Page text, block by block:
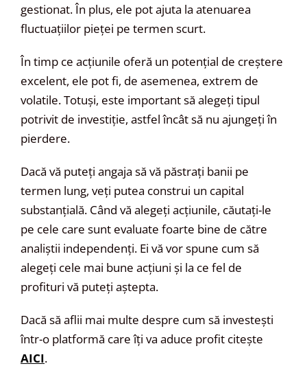
gestionat. În plus, ele pot ajuta la atenuarea
fluctuațiilor pieței pe termen scurt.
În timp ce acțiunile oferă un potențial de creștere
excelent, ele pot fi, de asemenea, extrem de
volatile. Totuși, este important să alegeți tipul
potrivit de investiție, astfel încât să nu ajungeți în
pierdere.
Dacă vă puteți angaja să vă păstrați banii pe
termen lung, veți putea construi un capital
substanțială. Când vă alegeți acțiunile, căutați-le
pe cele care sunt evaluate foarte bine de către
analiștii independenți. Ei vă vor spune cum să
alegeți cele mai bune acțiuni și la ce fel de
profituri vă puteți aștepta.
Dacă să aflii mai multe despre cum să investești
într-o platformă care îți va aduce profit citește
AICI.